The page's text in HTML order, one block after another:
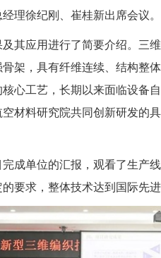
理徐纪刚、崔桂新出席会议
应用进行了简要介绍。三维
架，具有纤维连续、结构整
心工艺，长期以来面临设备
材料研究院共同创新研发的
单位的汇报，观看了生产线
要求，整体技术达到国际先